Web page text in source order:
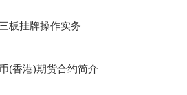
板挂牌操作实务
(香港)期货合约简介